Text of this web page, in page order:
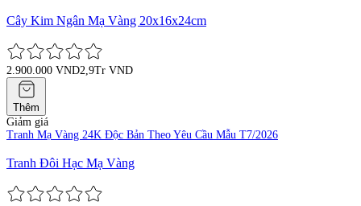
Cây Kim Ngân Mạ Vàng 20x16x24cm
2.900.000 VND2,9Tr VND
Thêm
Giảm giá
Tranh Mạ Vàng 24K Độc Bản Theo Yêu Cầu Mẫu T7/2026
Tranh Đôi Hạc Mạ Vàng